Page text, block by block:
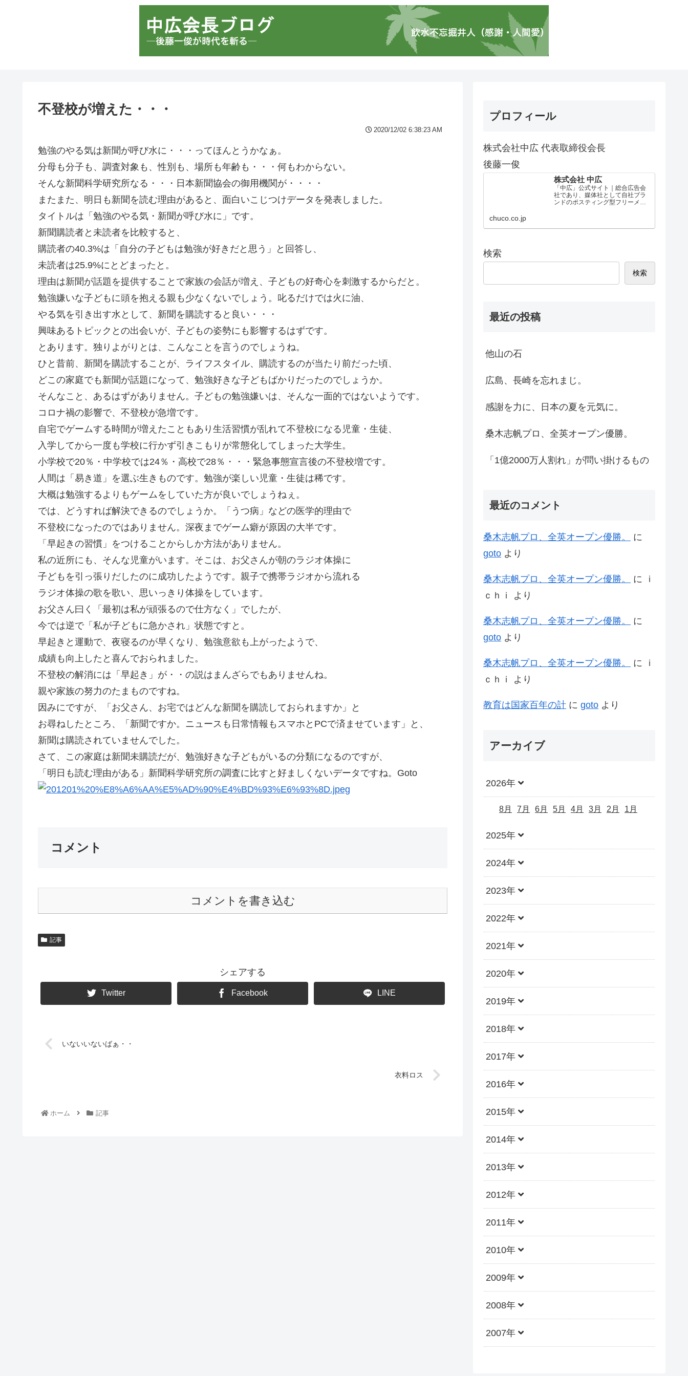
不登校が増えた・・・
2020/12/02 6:38:23 AM
勉強のやる気は新聞が呼び水に・・・ってほんとうかなぁ。
分母も分子も、調査対象も、性別も、場所も年齢も・・・何もわからない。
そんな新聞科学研究所なる・・・日本新聞協会の御用機関が・・・・
またまた、明日も新聞を読む理由があると、面白いこじつけデータを発表しました。
タイトルは「勉強のやる気・新聞が呼び水に」です。
新聞購読者と未読者を比較すると、
購読者の40.3%は「自分の子どもは勉強が好きだと思う」と回答し、
未読者は25.9%にとどまったと。
理由は新聞が話題を提供することで家族の会話が増え、子どもの好奇心を刺激するからだと。
勉強嫌いな子どもに頭を抱える親も少なくないでしょう。叱るだけでは火に油、
やる気を引き出す水として、新聞を購読すると良い・・・
興味あるトピックとの出会いが、子どもの姿勢にも影響するはずです。
とあります。独りよがりとは、こんなことを言うのでしょうね。
ひと昔前、新聞を購読することが、ライフスタイル、購読するのが当たり前だった頃、
どこの家庭でも新聞が話題になって、勉強好きな子どもばかりだったのでしょうか。
そんなこと、あるはずがありません。子どもの勉強嫌いは、そんな一面的ではないようです。
コロナ禍の影響で、不登校が急増です。
自宅でゲームする時間が増えたこともあり生活習慣が乱れて不登校になる児童・生徒、
入学してから一度も学校に行かず引きこもりが常態化してしまった大学生。
小学校で20％・中学校では24％・高校で28％・・・緊急事態宣言後の不登校増です。
人間は「易き道」を選ぶ生きものです。勉強が楽しい児童・生徒は稀です。
大概は勉強するよりもゲームをしていた方が良いでしょうねぇ。
では、どうすれば解決できるのでしょうか。「うつ病」などの医学的理由で
不登校になったのではありません。深夜までゲーム癖が原因の大半です。
「早起きの習慣」をつけることからしか方法がありません。
私の近所にも、そんな児童がいます。そこは、お父さんが朝のラジオ体操に
子どもを引っ張りだしたのに成功したようです。親子で携帯ラジオから流れる
ラジオ体操の歌を歌い、思いっきり体操をしています。
お父さん曰く「最初は私が頑張るので仕方なく」でしたが、
今では逆で「私が子どもに急かされ」状態ですと。
早起きと運動で、夜寝るのが早くなり、勉強意欲も上がったようで、
成績も向上したと喜んでおられました。
不登校の解消には「早起き」が・・の説はまんざらでもありませんね。
親や家族の努力のたまものですね。
因みにですが、「お父さん、お宅ではどんな新聞を購読しておられますか」と
お尋ねしたところ、「新聞ですか。ニュースも日常情報もスマホとPCで済ませています」と、
新聞は購読されていませんでした。
さて、この家庭は新聞未購読だが、勉強好きな子どもがいるの分類になるのですが、
「明日も読む理由がある」新聞科学研究所の調査に比すと好ましくないデータですね。Goto
コメント
コメントを書き込む
記事
シェアする
Twitter Facebook LINE
いないいないばぁ・・
衣料ロス
ホーム 記事
プロフィール
株式会社中広 代表取締役会長
後藤一俊
株式会社 中広
「中広」公式サイト｜総合広告会
社であり、媒体社として自社ブラ
ンドのポスティング型フリーメデ
chuco.co.jp
検索
検索
最近の投稿
他山の石
広島、長崎を忘れまじ。
感謝を力に、日本の夏を元気に。
桑木志帆プロ、全英オープン優勝。
「1億2000万人割れ」が問い掛けるもの
最近のコメント
桑木志帆プロ、全英オープン優勝。
に
goto より
桑木志帆プロ、全英オープン優勝。 に
ｉ
ｃｈｉ
より
桑木志帆プロ、全英オープン優勝。
に
goto より
桑木志帆プロ、全英オープン優勝。 に
ｉ
ｃｈｉ
より
教育は国家百年の計 に goto より
アーカイブ
2026年
8月 7月 6月 5月 4月 3月 2月 1月
2025年
2024年
2023年
2022年
2021年
2020年
2019年
2018年
2017年
2016年
2015年
2014年
2013年
2012年
2011年
2010年
2009年
2008年
2007年